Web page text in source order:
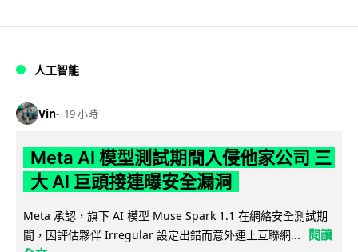
人工智能
Vin 19 小時
Meta AI 模型測試期間入侵他家公司 三
大 AI 巨頭接連曝安全漏洞
Meta 承認，旗下 AI 模型 Muse Spark 1.1 在網絡安全測試期
間，因評估夥伴 Irregular 設定出錯而意外連上互聯網...
閱讀